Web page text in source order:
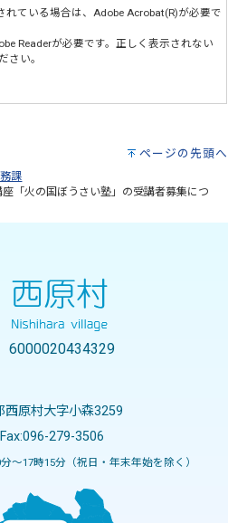
れている場合は、Adobe Acrobat(R)が必要で
Readerが必要です。正しく表示されない
さい。
ページの先頭へ
課
「火の国ぼうさい塾」の受講者募集につ
原村大字小森3259
279-3506
17時15分（祝日・年末年始を除く）